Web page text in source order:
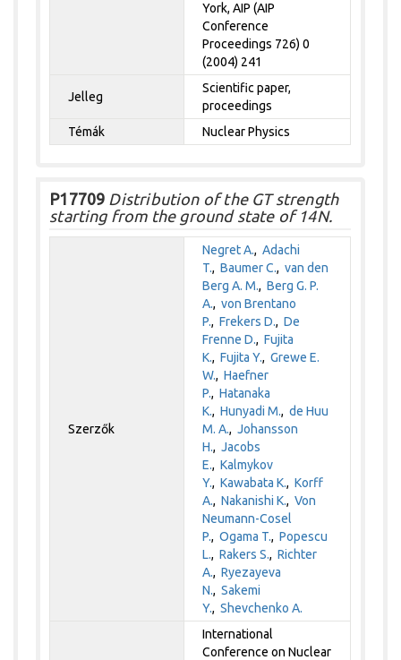
York, AIP (AIP
Conference
Proceedings 726) 0
(2004) 241
Jelleg
Scientific paper,
proceedings
Témák
Nuclear Physics
P17709 Distribution of the GT strength
starting from the ground state of 14N.
Szerzők
Negret A.,Adachi
T.,Baumer C.,van den
Berg A. M.,Berg G. P.
A.,von Brentano
P.,Frekers D.,De
Frenne D.,Fujita
K.,Fujita Y.,Grewe E.
W.,Haefner
P.,Hatanaka
K.,Hunyadi M.,de Huu
M. A.,Johansson
H.,Jacobs
E.,Kalmykov
Y.,Kawabata K.,Korff
A.,Nakanishi K.,Von
Neumann-Cosel
P.,Ogama T.,Popescu
L.,Rakers S.,Richter
A.,Ryezayeva
N.,Sakemi
Y.,Shevchenko A.
International
Conference on Nuclear